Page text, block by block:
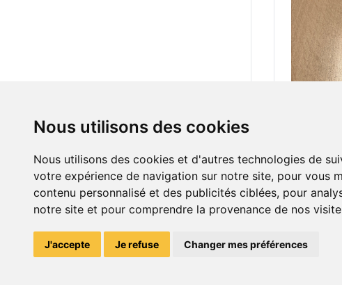
Nous utilisons des cookies
Nous utilisons des cookies et d'autres technologies de
votre expérience de navigation sur notre site, pour vous
contenu personnalisé et des publicités ciblées, pour
notre site et pour comprendre la provenance de nos
J'accepte Je refuse Changer mes préférences